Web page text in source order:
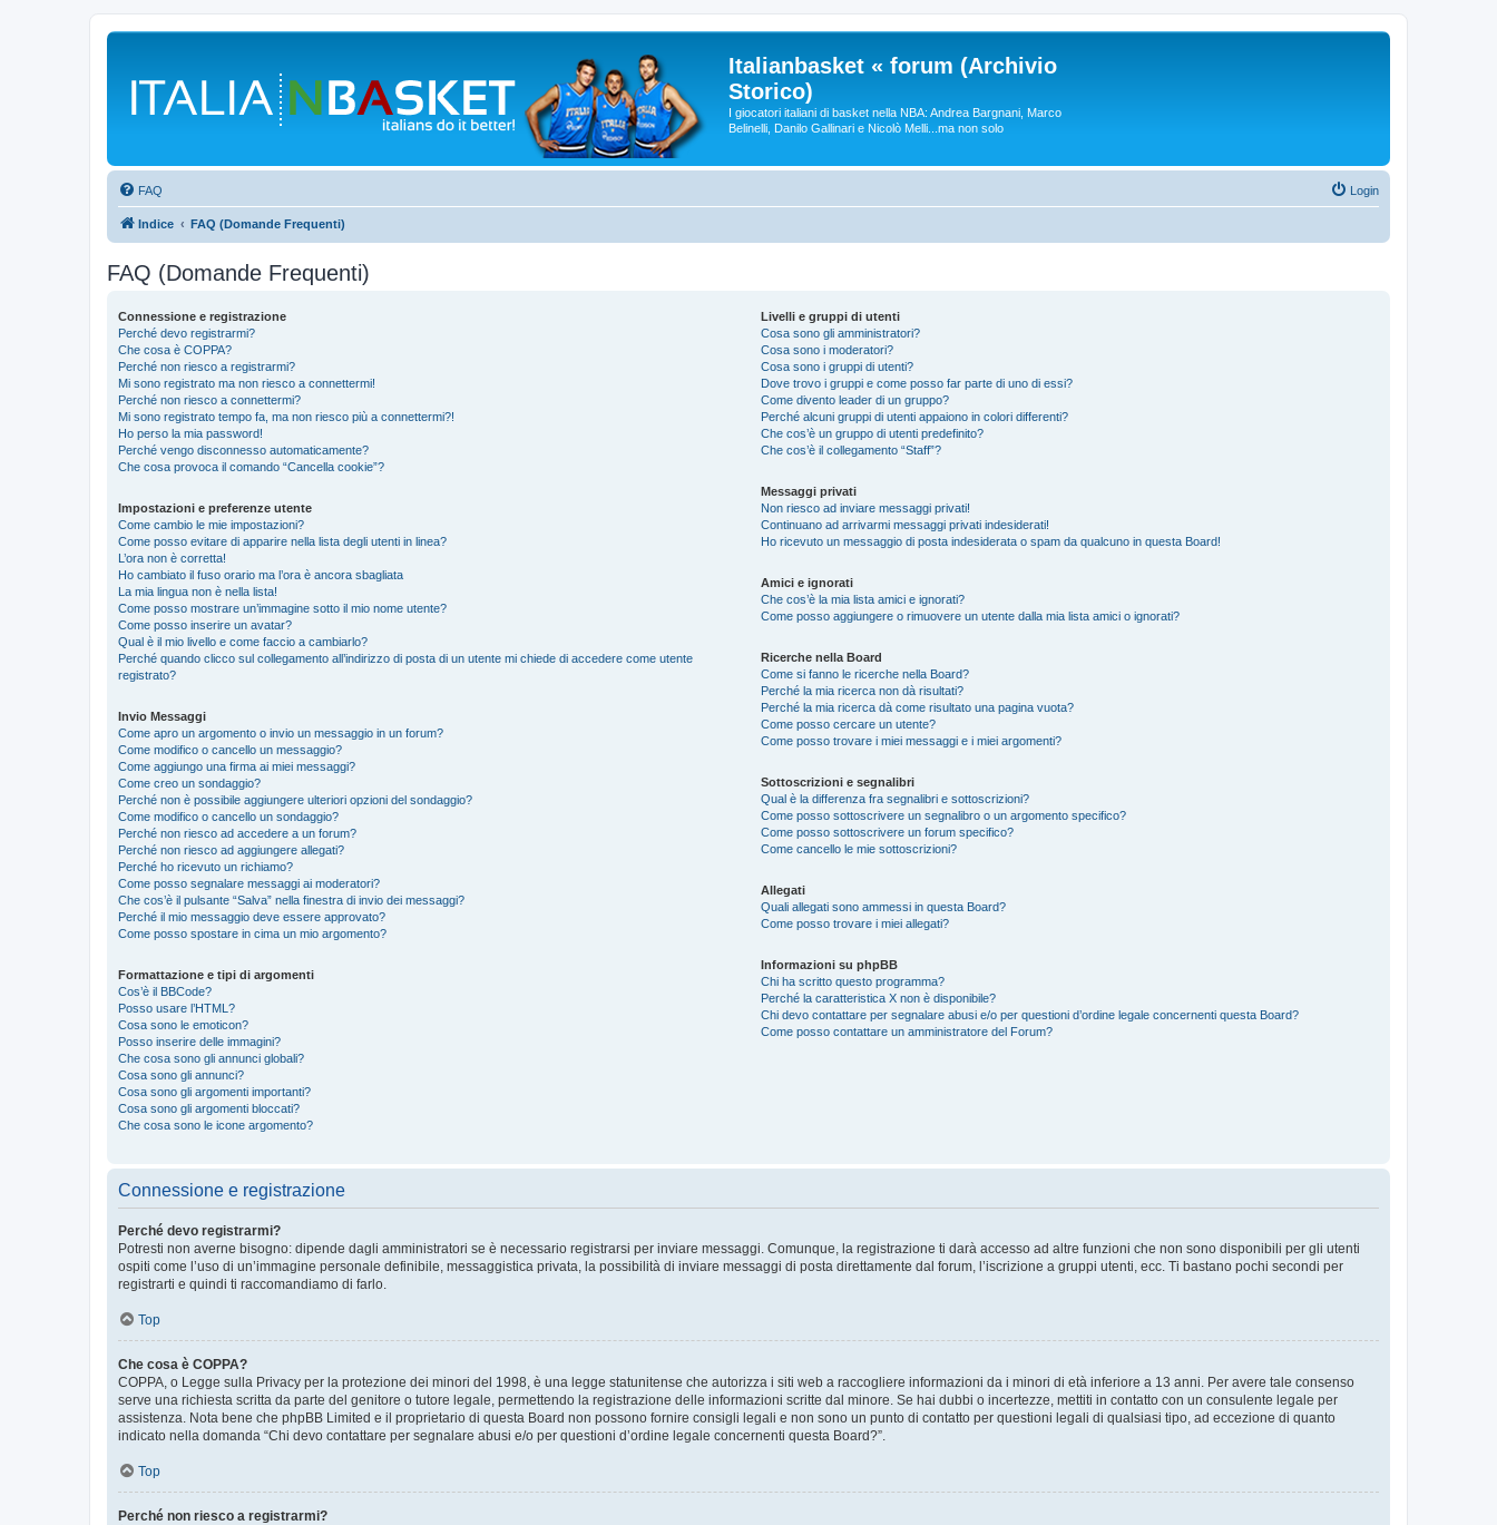
Italianbasket « forum (Archivio
Storico)
I giocatori italiani di basket nella NBA: Andrea Bargnani, Marco
Belinelli, Danilo Gallinari e Nicolò Melli...ma non solo
FAQ Login
Indice FAQ (Domande Frequenti)
FAQ (Domande Frequenti)
Connessione e registrazione
Perché devo registrarmi?
Che cosa è COPPA?
Perché non riesco a registrarmi?
Mi sono registrato ma non riesco a connettermi!
Perché non riesco a connettermi?
Mi sono registrato tempo fa, ma non riesco più a connettermi?!
Ho perso la mia password!
Perché vengo disconnesso automaticamente?
Che cosa provoca il comando “Cancella cookie”?
Impostazioni e preferenze utente
Come cambio le mie impostazioni?
Come posso evitare di apparire nella lista degli utenti in linea?
L’ora non è corretta!
Ho cambiato il fuso orario ma l’ora è ancora sbagliata
La mia lingua non è nella lista!
Come posso mostrare un’immagine sotto il mio nome utente?
Come posso inserire un avatar?
Qual è il mio livello e come faccio a cambiarlo?
Perché quando clicco sul collegamento all’indirizzo di posta di un utente mi chiede di accedere come utente
registrato?
Invio Messaggi
Come apro un argomento o invio un messaggio in un forum?
Come modifico o cancello un messaggio?
Come aggiungo una firma ai miei messaggi?
Come creo un sondaggio?
Perché non è possibile aggiungere ulteriori opzioni del sondaggio?
Come modifico o cancello un sondaggio?
Perché non riesco ad accedere a un forum?
Perché non riesco ad aggiungere allegati?
Perché ho ricevuto un richiamo?
Come posso segnalare messaggi ai moderatori?
Che cos’è il pulsante “Salva” nella finestra di invio dei messaggi?
Perché il mio messaggio deve essere approvato?
Come posso spostare in cima un mio argomento?
Formattazione e tipi di argomenti
Cos’è il BBCode?
Posso usare l’HTML?
Cosa sono le emoticon?
Posso inserire delle immagini?
Che cosa sono gli annunci globali?
Cosa sono gli annunci?
Cosa sono gli argomenti importanti?
Cosa sono gli argomenti bloccati?
Che cosa sono le icone argomento?
Livelli e gruppi di utenti
Cosa sono gli amministratori?
Cosa sono i moderatori?
Cosa sono i gruppi di utenti?
Dove trovo i gruppi e come posso far parte di uno di essi?
Come divento leader di un gruppo?
Perché alcuni gruppi di utenti appaiono in colori differenti?
Che cos’è un gruppo di utenti predefinito?
Che cos’è il collegamento “Staff”?
Messaggi privati
Non riesco ad inviare messaggi privati!
Continuano ad arrivarmi messaggi privati indesiderati!
Ho ricevuto un messaggio di posta indesiderata o spam da qualcuno in questa Board!
Amici e ignorati
Che cos’è la mia lista amici e ignorati?
Come posso aggiungere o rimuovere un utente dalla mia lista amici o ignorati?
Ricerche nella Board
Come si fanno le ricerche nella Board?
Perché la mia ricerca non dà risultati?
Perché la mia ricerca dà come risultato una pagina vuota?
Come posso cercare un utente?
Come posso trovare i miei messaggi e i miei argomenti?
Sottoscrizioni e segnalibri
Qual è la differenza fra segnalibri e sottoscrizioni?
Come posso sottoscrivere un segnalibro o un argomento specifico?
Come posso sottoscrivere un forum specifico?
Come cancello le mie sottoscrizioni?
Allegati
Quali allegati sono ammessi in questa Board?
Come posso trovare i miei allegati?
Informazioni su phpBB
Chi ha scritto questo programma?
Perché la caratteristica X non è disponibile?
Chi devo contattare per segnalare abusi e/o per questioni d’ordine legale concernenti questa Board?
Come posso contattare un amministratore del Forum?
Connessione e registrazione
Perché devo registrarmi?
Potresti non averne bisogno: dipende dagli amministratori se è necessario registrarsi per inviare messaggi. Comunque, la registrazione ti darà accesso ad altre funzioni che non sono disponibili per gli utenti
ospiti come l’uso di un’immagine personale definibile, messaggistica privata, la possibilità di inviare messaggi di posta direttamente dal forum, l’iscrizione a gruppi utenti, ecc. Ti bastano pochi secondi per
registrarti e quindi ti raccomandiamo di farlo.
Top
Che cosa è COPPA?
COPPA, o Legge sulla Privacy per la protezione dei minori del 1998, è una legge statunitense che autorizza i siti web a raccogliere informazioni da i minori di età inferiore a 13 anni. Per avere tale consenso
serve una richiesta scritta da parte del genitore o tutore legale, permettendo la registrazione delle informazioni scritte dal minore. Se hai dubbi o incertezze, mettiti in contatto con un consulente legale per
assistenza. Nota bene che phpBB Limited e il proprietario di questa Board non possono fornire consigli legali e non sono un punto di contatto per questioni legali di qualsiasi tipo, ad eccezione di quanto
indicato nella domanda “Chi devo contattare per segnalare abusi e/o per questioni d’ordine legale concernenti questa Board?”.
Top
Perché non riesco a registrarmi?